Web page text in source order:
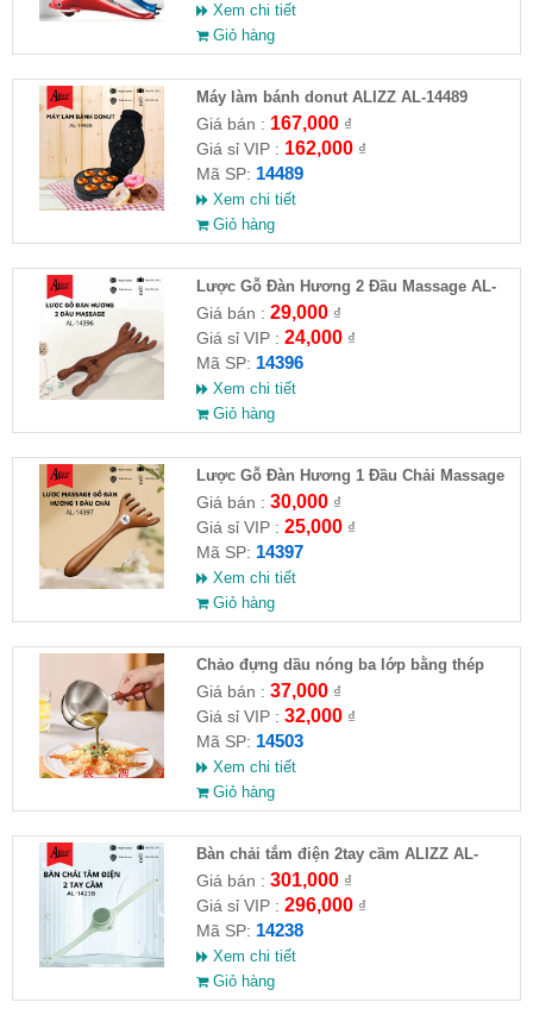
Xem chi tiết
Giỏ hàng
Máy làm bánh donut ALIZZ AL-14489
Giá bán : 167,000₫
Giá sỉ VIP : 162,000₫
Mã SP: 14489
Xem chi tiết
Giỏ hàng
Lược Gỗ Đàn Hương 2 Đầu Massage AL-
14396
Giá bán : 29,000₫
Giá sỉ VIP : 24,000₫
Mã SP: 14396
Xem chi tiết
Giỏ hàng
Lược Gỗ Đàn Hương 1 Đầu Chải Massage
Da Đầu AL14397
Giá bán : 30,000₫
Giá sỉ VIP : 25,000₫
Mã SP: 14397
Xem chi tiết
Giỏ hàng
Chảo đựng dầu nóng ba lớp bằng thép
không gỉ 316
Giá bán : 37,000₫
Giá sỉ VIP : 32,000₫
Mã SP: 14503
Xem chi tiết
Giỏ hàng
Bàn chải tắm điện 2tay cầm ALIZZ AL-
14238
Giá bán : 301,000₫
Giá sỉ VIP : 296,000₫
Mã SP: 14238
Xem chi tiết
Giỏ hàng